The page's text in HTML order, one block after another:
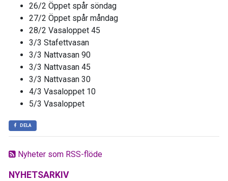
Nyheter som RSS-flöde
NYHETSARKIV
26/2 Öppet spår söndag
27/2 Öppet spår måndag
28/2 Vasaloppet 45
3/3 Stafettvasan
3/3 Nattvasan 90
3/3 Nattvasan 45
3/3 Nattvasan 30
4/3 Vasaloppet 10
5/3 Vasaloppet
DELA